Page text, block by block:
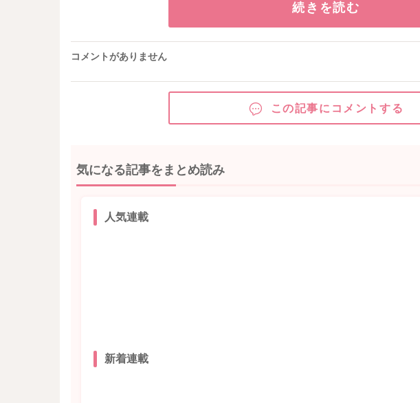
続きを読む
コメントがありません
この記事にコメントする
気になる記事をまとめ読み
人気連載
新着連載